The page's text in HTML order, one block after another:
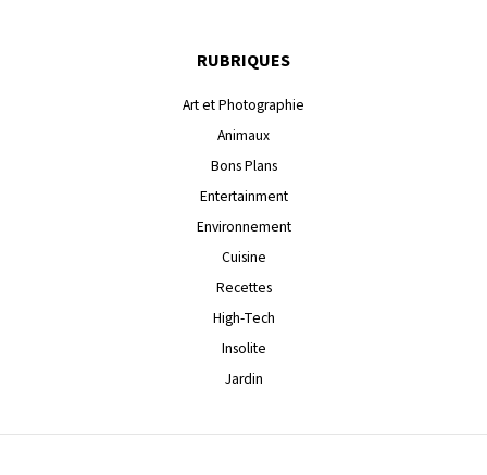
RUBRIQUES
Art et Photographie
Animaux
Bons Plans
Entertainment
Environnement
Cuisine
Recettes
High-Tech
Insolite
Jardin